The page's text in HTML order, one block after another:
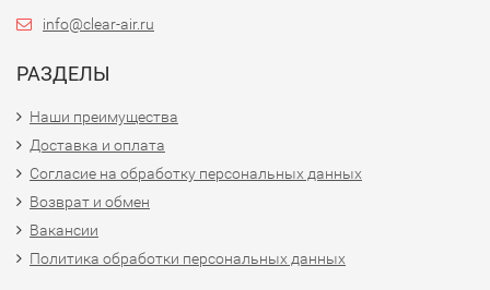
info@clear-air.ru
РАЗДЕЛЫ
Наши преимущества
Доставка и оплата
Согласие на обработку персональных данных
Возврат и обмен
Вакансии
Политика обработки персональных данных